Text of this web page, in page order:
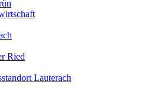
Ried
Lauterach